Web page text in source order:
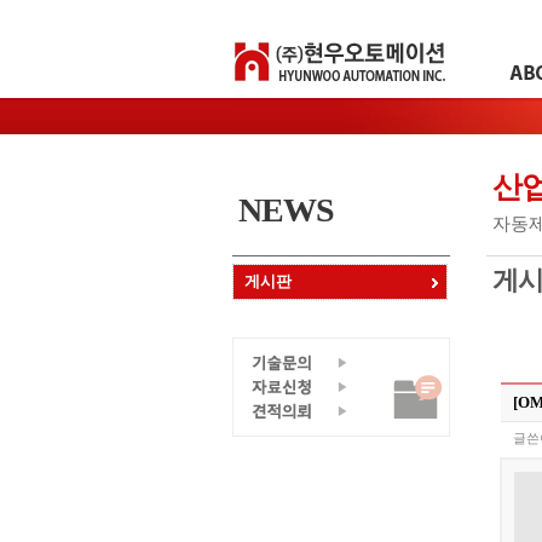
NEWS
게시판
산
자동
게
글쓴